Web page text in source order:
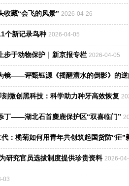
收藏“会飞的风景” 2026-04-26
个新记录鸟种 2026-04-05
步于动物保护｜新京报专栏 2026-04-05
镜——评甄钰源《摇醒澧水的倒影》的
微创黑科技：科学助力种牙高效恢复
丁——湖北石首麋鹿保护区“双喜临门”
：榄菊如何用青年共创筑起国货防“疟”
研究官员选拔制度提供珍贵资料 2026-
03